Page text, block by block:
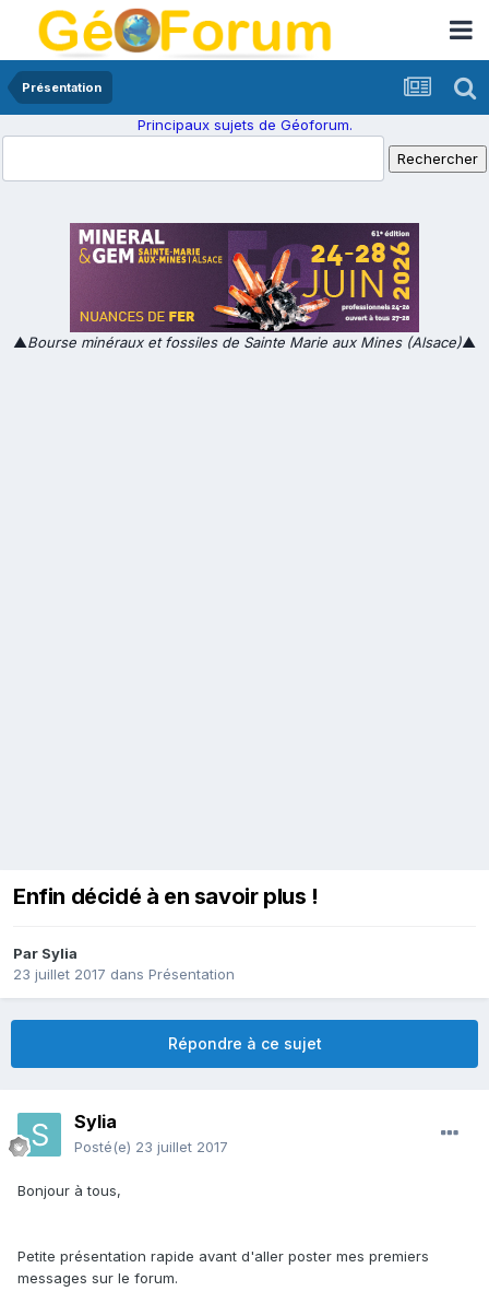
Présentation
Principaux sujets de Géoforum.
▲Bourse minéraux et fossiles de Sainte Marie aux Mines (Alsace)▲
Enfin décidé à en savoir plus !
Par Sylia
23 juillet 2017 dans Présentation
Répondre à ce sujet
Sylia
Posté(e) 23 juillet 2017
Bonjour à tous,
Petite présentation rapide avant d'aller poster mes premiers
messages sur le forum.